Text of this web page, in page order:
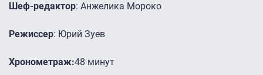
Шеф-редактор: Анжелика Мороко
Режиссер: Юрий Зуев
Хронометраж:48 минут